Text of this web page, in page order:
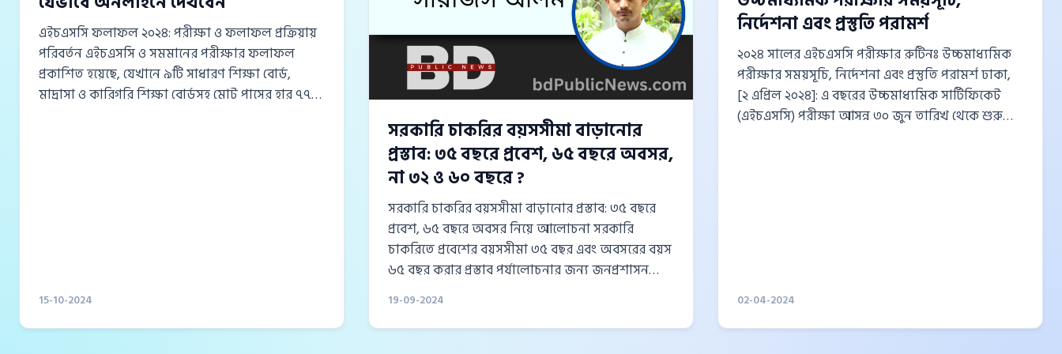
মেধাবীরা দেশেই বিভিন্ন গুরুত্বপূর্ণ...
এইচএসসি ফলাফল ২০২৪: পরীক্ষা ও ফলাফল প্রক্রিয়ায়
পরিবর্তন এইচএসসি ও সমমানের পরীক্ষার ফলাফল
প্রকাশিত হয়েছে, যেখানে ৯টি সাধারণ শিক্ষা বোর্ড,
মাদ্রাসা ও কারিগরি শিক্ষা বোর্ডসহ মোট পাসের হার ৭৭
15-10-2024
সরকারি চাকরির বয়সসীমা বাড়ানোর
প্রস্তাব: ৩৫ বছরে প্রবেশ, ৬৫ বছরে অবসর,
না ৩২ ও ৬০ বছরে ?
সরকারি চাকরির বয়সসীমা বাড়ানোর প্রস্তাব: ৩৫ বছরে
প্রবেশ, ৬৫ বছরে অবসর নিয়ে আলোচনা সরকারি
চাকরিতে প্রবেশের বয়সসীমা ৩৫ বছর এবং অবসরের বয়স
৬৫ বছর করার প্রস্তাব পর্যালোচনার জন্য জনপ্রশাসন
প্রশাসনিক সেবা সংস্থা থেকে উত্থাপিত এই প্রস্তাবটি এখনো
চূড়ান্ত সিদ্ধান্তের অপেক্ষায় রয়েছে। বয়সসীমায়
19-09-2024
নির্দেশনা এবং প্রস্তুতি পরামর্শ
২০২৪ সালের এইচএসসি পরীক্ষার রুটিনঃ উচ্চমাধ্যমিক
পরীক্ষার সময়সূচি, নির্দেশনা এবং প্রস্তুতি পরামর্শ ঢাকা,
[২ এপ্রিল ২০২৪]: এ বছরের উচ্চমাধ্যমিক সার্টিফিকেট
(এইচএসসি) পরীক্ষা আসন্ন ৩০ জুন তারিখ থেকে শুরু
02-04-2024